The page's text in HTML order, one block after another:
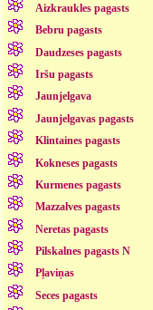
Aizkraukles pagasts
Bebru pagasts
Daudzeses pagasts
Iršu pagasts
Jaunjelgava
Jaunjelgavas pagasts
Klintaines pagasts
Kokneses pagasts
Kurmenes pagasts
Mazzalves pagasts
Neretas pagasts
Pilskalnes pagasts N
Pļaviņas
Seces pagasts